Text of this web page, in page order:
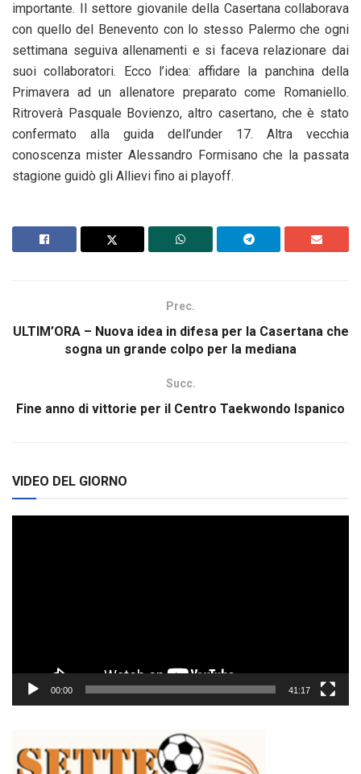
importante. Il settore giovanile della Casertana collaborava
con quello del Benevento con lo stesso Palermo che ogni
settimana seguiva allenamenti e si faceva relazionare dai
suoi collaboratori. Ecco l’idea: affidare la panchina della
Primavera ad un allenatore preparato come Romaniello.
Ritroverà Pasquale Bovienzo, altro casertano, che è stato
confermato alla guida dell’under 17. Altra vecchia
conoscenza mister Alessandro Formisano che la passata
stagione guidò gli Allievi fino ai playoff.
Prec.
ULTIM’ORA – Nuova idea in difesa per la Casertana che
sogna un grande colpo per la mediana
Succ.
Fine anno di vittorie per il Centro Taekwondo Ispanico
VIDEO DEL GIORNO
00:00 41:17